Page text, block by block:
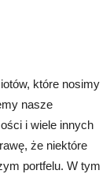
które nosimy
nasze
i wiele innych
że niektóre
portfelu. W tym